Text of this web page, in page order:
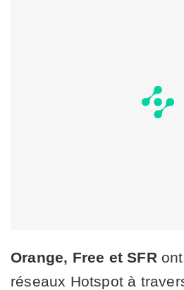
Orange, Free et SFR
réseaux Hotspot à